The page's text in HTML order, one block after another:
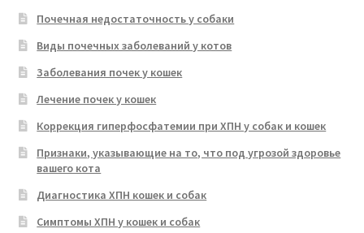
Почечная недостаточность у собаки
Виды почечных заболеваний у котов
Заболевания почек у кошек
Лечение почек у кошек
Коррекция гиперфосфатемии при ХПН у собак и кошек
Признаки, указывающие на то, что под угрозой здоровье
вашего кота
Диагностика ХПН кошек и собак
Симптомы ХПН у кошек и собак